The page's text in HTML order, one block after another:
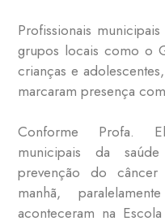
Profissionais
grupos locais como o
crianças e
marcaram presença
Conforme Profa.
municipais da
prevenção do
manhã,
aconteceram na